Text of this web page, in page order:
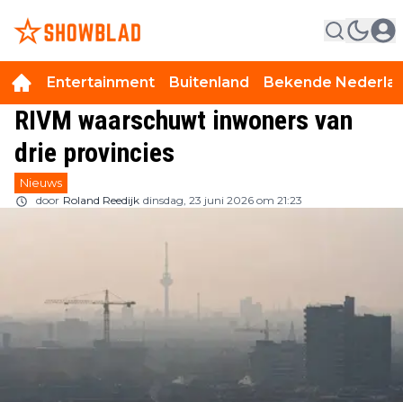
Entertainment Buitenland Bekende
RIVM waarschuwt inwoners van
drie provincies
Nieuws
door Roland Reedijk dinsdag, 23 juni 2026 om 21:23